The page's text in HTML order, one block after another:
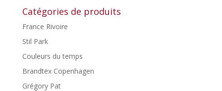
Catégories de produits
France Rivoire
Stil Park
Couleurs du temps
Brandtex Copenhagen
Grégory Pat